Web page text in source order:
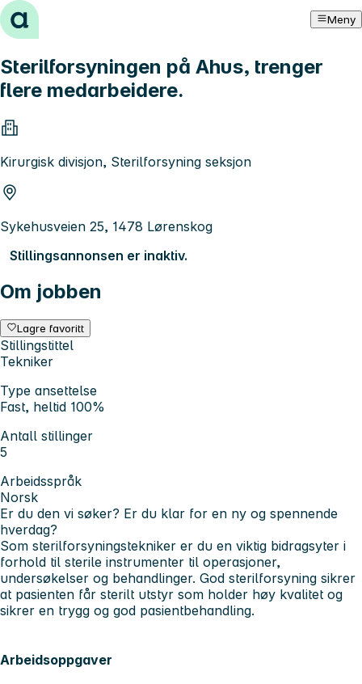
Hopp til innhold Meny
Sterilforsyningen på Ahus, trenger
flere medarbeidere.
Kirurgisk divisjon, Sterilforsyning seksjon
Sykehusveien 25, 1478 Lørenskog
Stillingsannonsen er inaktiv.
Om jobben
Lagre favoritt
Stillingstittel
Tekniker
Type ansettelse
Fast, heltid 100%
Antall stillinger
5
Arbeidsspråk
Norsk
Er du den vi søker? Er du klar for en ny og spennende
hverdag?
Som sterilforsyningstekniker er du en viktig bidragsyter i
forhold til sterile instrumenter til operasjoner,
undersøkelser og behandlinger. God sterilforsyning sikrer
at pasienten får sterilt utstyr som holder høy kvalitet og
sikrer en trygg og god pasientbehandling.
Arbeidsoppgaver